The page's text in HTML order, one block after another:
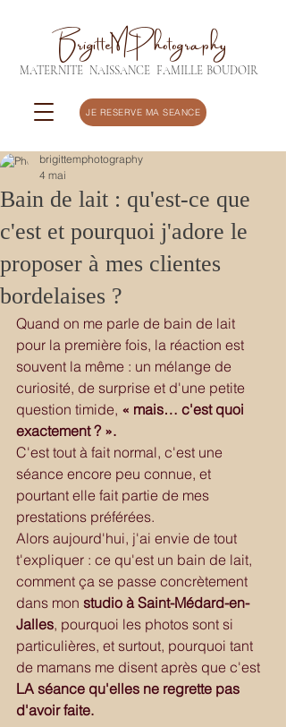
BrigitteMPhotography
MATERNITE NAISSANCE FAMILLE BOUDOIR
JE RESERVE MA SEANCE
Bain de lait : qu'est-ce que
c'est et pourquoi j'adore le
proposer à mes clientes
bordelaises ?
brigittemphotography
4 mai
Quand on me parle de bain de lait
pour la première fois, la réaction est
souvent la même : un mélange de
curiosité, de surprise et d'une petite
question timide, « mais… c'est quoi
exactement ? ».
C'est tout à fait normal, c'est une
séance encore peu connue, et
pourtant elle fait partie de mes
prestations préférées.
Alors aujourd'hui, j'ai envie de tout
t'expliquer : ce qu'est un bain de lait,
comment ça se passe concrètement
dans mon studio à Saint-Médard-en-
Jalles, pourquoi les photos sont si
particulières, et surtout, pourquoi tant
de mamans me disent après que c'est
LA séance qu'elles ne regrette pas
d'avoir faite.